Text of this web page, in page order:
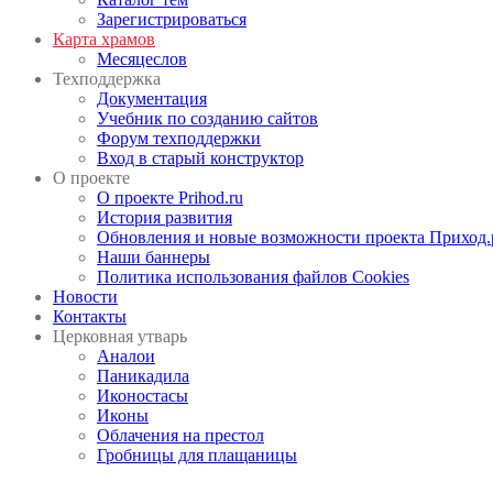
Зарегистрироваться
Карта храмов
Месяцеслов
Техподдержка
Документация
Учебник по созданию сайтов
Форум техподдержки
Вход в старый конструктор
О проекте
О проекте Prihod.ru
История развития
Обновления и новые возможности проекта
Наши баннеры
Политика использования файлов Cookies
Новости
Контакты
Церковная утварь
Аналои
Паникадила
Иконостасы
Иконы
Облачения на престол
Гробницы для плащаницы